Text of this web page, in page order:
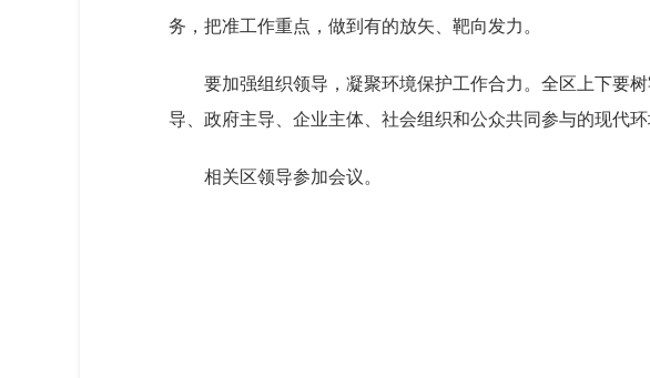
务，把准工作重点，做到有的放矢、靶向发力。
要加强组织领导，凝聚环境保护工作合力。全区上下要
导、政府主导、企业主体、社会组织和公众共同参与的现代
相关区领导参加会议。